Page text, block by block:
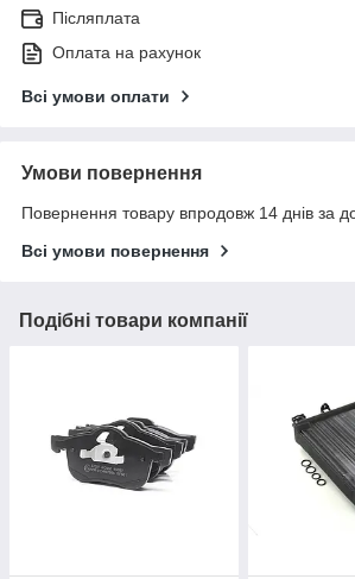
Післяплата
Оплата на рахунок
Всі умови оплати
Умови повернення
Повернення товару впродовж 14 днів за
Всі умови повернення
Подібні товари компанії